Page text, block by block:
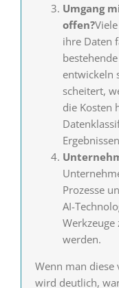
Umgang
offen?
ihre Daten
entwickeln
scheitert,
die Kosten
Prozesse
AI-
Werkzeuge
werden.
Wenn man
wird deutlich,